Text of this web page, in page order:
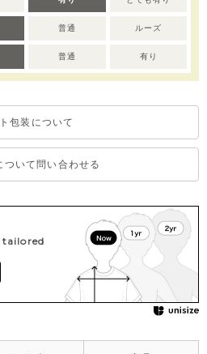
実際の商品の色味と異なって見える
普通 ルーズ
普通 有り
包装について
ついて問い合わせる
tailored